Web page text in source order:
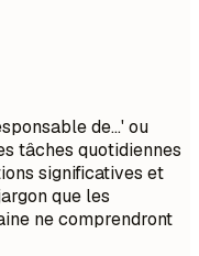
de...' ou
tâches quotidiennes
significatives et
que les
ne comprendront